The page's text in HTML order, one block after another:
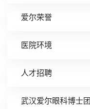
爱尔荣誉
医院环境
人才招聘
武汉爱尔眼科博士团